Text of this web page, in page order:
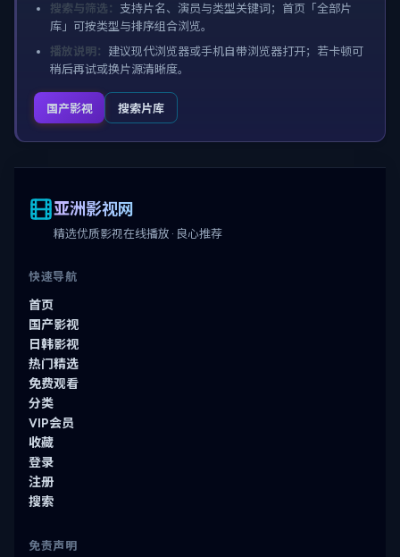
搜索与筛选： 支持片名、演员与类型关键词；首页「全部片
库」可按类型与排序组合浏览。
播放说明： 建议现代浏览器或手机自带浏览器打开；若卡顿可
稍后再试或换片源清晰度。
国产影视 搜索片库
亚洲影视网
精选优质影视在线播放 · 良心推荐
快速导航
首页
国产影视
日韩影视
热门精选
免费观看
分类
VIP会员
收藏
登录
注册
搜索
免责声明